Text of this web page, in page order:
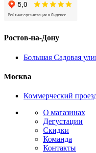
Ростов-на-Дону
Большая Садовая
Москва
Коммерческий
О магазинах
Дегустации
Скидки
Команда
Контакты